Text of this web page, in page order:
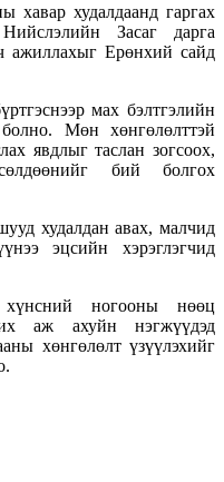
хавар худалдаанд гаргах
Засаг дарга
ажиллахыг Ерөнхий сайд
мах бэлтгэлийн
Мөн хөнгөлөлттэй
явдлыг таслан зогсоох,
бий болгох
худалдан авах, малчид
эцсийн хэрэглэгчид
хүнсний ногооны нөөц
аж ахуйн нэгжүүдэд
хөнгөлөлт үзүүлэхийг